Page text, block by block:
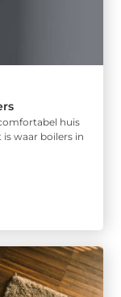
huis
waar boilers in